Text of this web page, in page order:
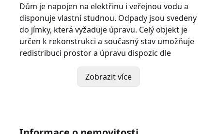
Dům je napojen na elektřinu i veřejnou vodu a
disponuje vlastní studnou. Odpady jsou svedeny
do jímky, která vyžaduje úpravu. Celý objekt je
určen k rekonstrukci a současný stav umožňuje
redistribuci prostor a úpravu dispozic dle
budoucího záměru, čímž může být soukromé
vícegenerační bydlení či investiční bytový dům.
Zobrazit více